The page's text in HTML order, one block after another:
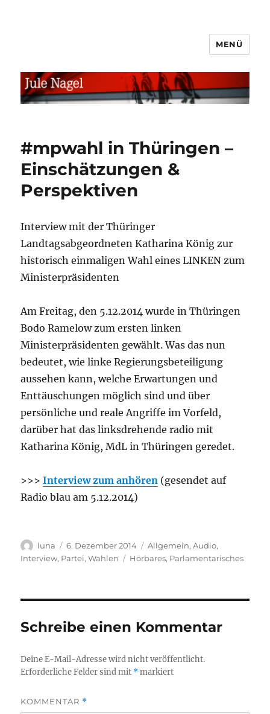
MENÜ
#mpwahl in Thüringen –
Einschätzungen &
Perspektiven
Interview mit der Thüringer
Landtagsabgeordneten Katharina König zur
historisch einmaligen Wahl eines LINKEN zum
Ministerpräsidenten
Am Freitag, den 5.12.2014 wurde in Thüringen
Bodo Ramelow zum ersten linken
Ministerpräsidenten gewählt. Was das nun
bedeutet, wie linke Regierungsbeteiligung
aussehen kann, welche Erwartungen und
Enttäuschungen möglich sind und über
persönliche und reale Angriffe im Vorfeld,
darüber hat das linksdrehende radio mit
Katharina König, MdL in Thüringen geredet.
>>>Interview zum anhören (gesendet auf
Radio blau am 5.12.2014)
Autor
luna
Veröffentlicht
am
6. Dezember 2014 Kategorien
Allgemein,Audio,
Interview, Partei,Wahlen Schlagwörter
Hörbares, Parlamentarisches
Schreibe einen Kommentar
Deine E-Mail-Adresse wird nicht veröffentlicht.
Erforderliche Felder sind mit *markiert
KOMMENTAR *